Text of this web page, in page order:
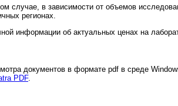
случае, в зависимости от объемов
регионах.
информации об актуальных ценах на
документов в формате pdf в среде
PDF.